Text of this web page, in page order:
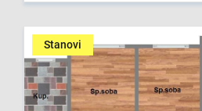
Stanovi